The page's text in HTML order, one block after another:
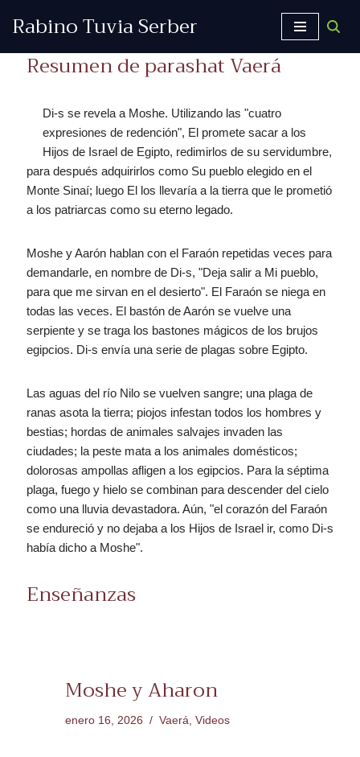
Rabino Tuvia Serber
Resumen de parashat Vaerá
Di-s se revela a Moshe. Utilizando las "cuatro
expresiones de redención", El promete sacar a los
Hijos de Israel de Egipto, redimirlos de su servidumbre,
para después adquirirlos como Su pueblo elegido en el
Monte Sinaí; luego El los llevaría a la tierra que le prometió
a los patriarcas como su eterno legado.
Moshe y Aarón hablan con el Faraón repetidas veces para
demandarle, en nombre de Di-s, "Deja salir a Mi pueblo,
para que me sirvan en el desierto". El Faraón se niega en
todas las veces. El bastón de Aarón se vuelve una
serpiente y se traga los bastones mágicos de los brujos
egipcios. Di-s envía una serie de plagas sobre Egipto.
Las aguas del río Nilo se vuelven sangre; una plaga de
ranas asota la tierra; piojos infestan todos los hombres y
bestias; hordas de animales salvajes invaden las
ciudades; la peste mata a los animales domésticos;
dolorosas ampollas afligen a los egipcios. Para la séptima
plaga, fuego y hielo se combinan para descender del cielo
como una lluvia devastadora. Aún, "el corazón del Faraón
se endureció y no dejaba a los Hijos de Israel ir, como Di-s
había dicho a Moshe".
Enseñanzas
Moshe y Aharon
enero 16, 2026 Vaerá, Videos